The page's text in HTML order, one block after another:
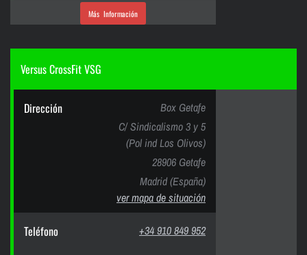
Más Información
Versus CrossFit VSG
Dirección
Box Getafe
C/ Sindicalismo 3 y 5
(Pol ind Los Olivos)
28906 Getafe
Madrid (España)
ver mapa de situación
Teléfono +34 910 849 952